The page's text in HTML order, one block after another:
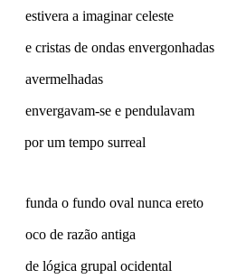
estivera a imaginar celeste
e cristas de ondas envergonhadas
avermelhadas
envergavam-se e pendulavam
por um tempo surreal
funda o fundo oval nunca ereto
oco de razão antiga
de lógica grupal ocidental